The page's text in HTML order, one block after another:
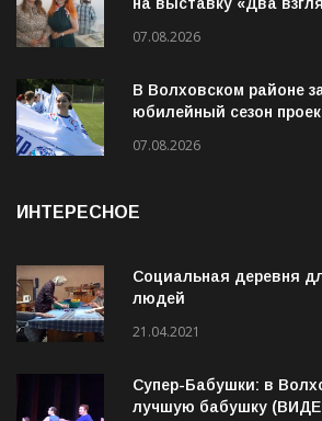
МВЦ «Пятнадцатый
07.08.2026
В Волховском районе
Социальная деревня
21.04.2021